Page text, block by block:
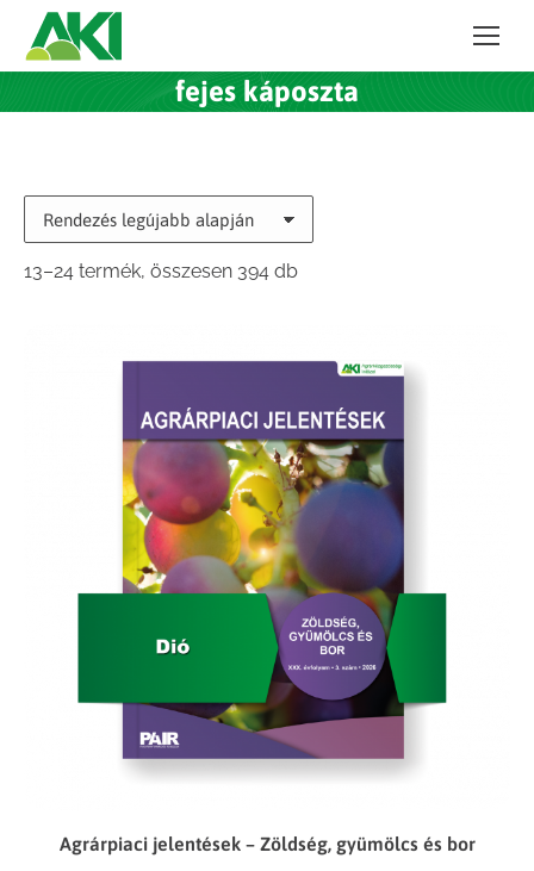
fejes káposzta
13–24 termék, összesen 394 dbSorted
Agrárpiaci jelentések – Zöldség, gyümölcs és bor